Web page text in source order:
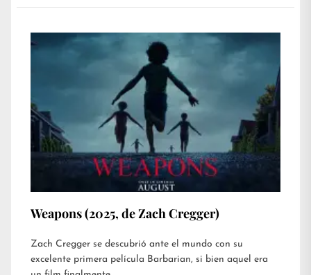
Weapons (2025, de Zach Cregger)
Zach Cregger se descubrió ante el mundo con su
excelente primera película Barbarian, si bien aquel era